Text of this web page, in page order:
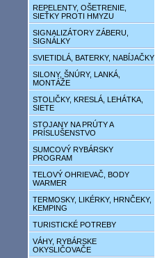
REPELENTY, OŠETRENIE,
SIEŤKY PROTI HMYZU
SIGNALIZÁTORY ZÁBERU,
SIGNÁLKY
SVIETIDLÁ, BATERKY, NABÍJAČKY
SILONY, ŠNÚRY, LANKÁ,
MONTÁŽE
STOLIČKY, KRESLÁ, LEHÁTKA,
SIETE
STOJANY NA PRÚTY A
PRÍSLUŠENSTVO
SUMCOVÝ RYBÁRSKY
PROGRAM
TELOVÝ OHRIEVAČ, BODY
WARMER
TERMOSKY, LIKÉRKY, HRNČEKY,
KEMPING
TURISTICKÉ POTREBY
VÁHY, RYBÁRSKE
OKYSLIČOVAČE